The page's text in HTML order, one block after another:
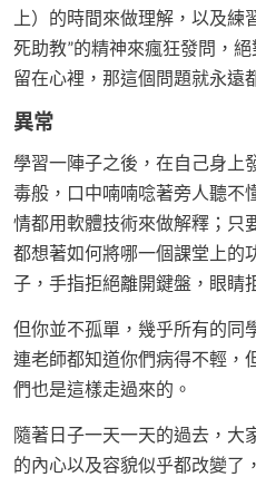
上）的時間來做理解，以及
死助教”的精神來瘋狂發問，
留在心裡，那這個問題就永遠
異常
學習一陣子之後，在自己身上
毒般，口中喃喃唸著旁人聽不
情都用軟體技術來做解釋；只
都想著如何將哪一個課堂上的
子，手指拒絕離開鍵盤，眼睛
但你並不孤單，幾乎所有的同
連老師都知道你們病得不輕，
們也是這樣走過來的。
隨著日子一天一天的過去，大
的內心以及容貌似乎都改變了